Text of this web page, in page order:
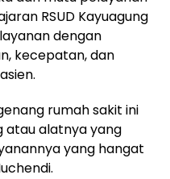
RSUD Kayuagung
dengan
kecepatan, dan
rumah sakit ini
atau alatnya yang
yang hangat